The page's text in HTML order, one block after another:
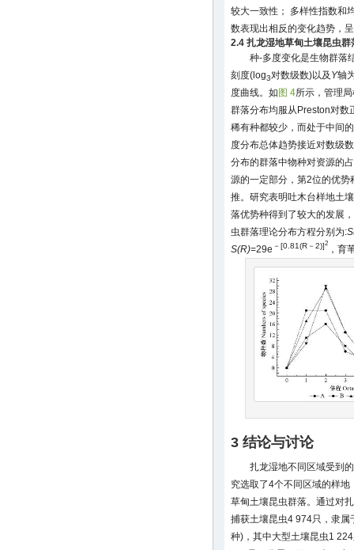
较大一致性； 多样性指数和
数表现出相反的变化趋势，
2.4 扎龙湿地草甸土壤昆虫群
种-多度变化是生物群落
刻度(log3对数级数)以及 Y轴
度曲线。如图 4所示，管理
群落分布均服从Preston对数
稀有种都较少，而处于中间
度分布总体趋势接近对数级
分布的群落中物种对资源的
源的一定部分，第2位的优
推。研究表明吐木台样地土
落优势种得到了较大的发展
虫群落理论分布方程分别为:
S(R)=29e －[0.81(R－2)]2
，育
3 结论与讨论
扎龙湿地不同区域受到
究选取了4个不同区域的样
草甸土壤昆虫群落。通过对
捕获土壤昆虫4 974只，隶
种)，其中大型土壤昆虫1